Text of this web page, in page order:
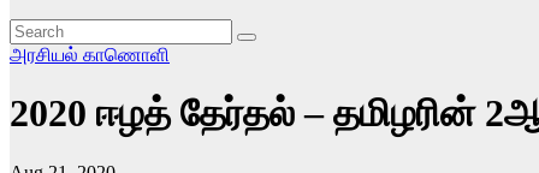
அரசியல் காணொளி
2020 ஈழத் தேர்தல் – தமிழரின்